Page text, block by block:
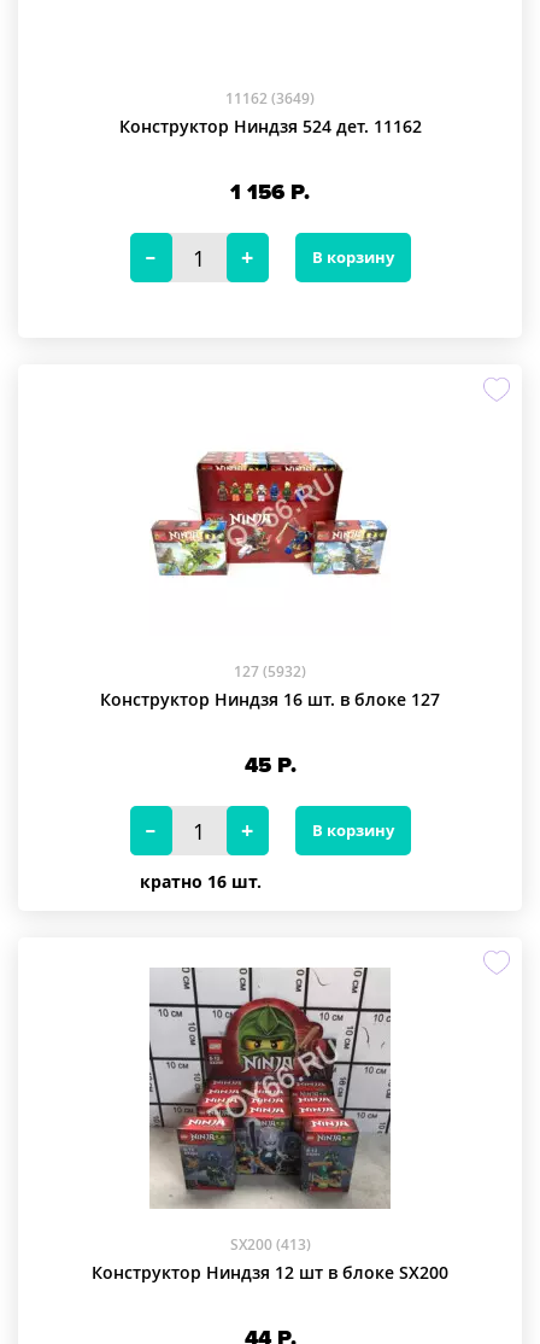
11162 (3649)
Конструктор Ниндзя 524 дет. 11162
1 156 Р.
В корзину
127 (5932)
Конструктор Ниндзя 16 шт. в блоке 127
45Р.
кратно 16 шт.
В корзину
SX200 (413)
Конструктор Ниндзя 12 шт в блоке SX200
44Р.